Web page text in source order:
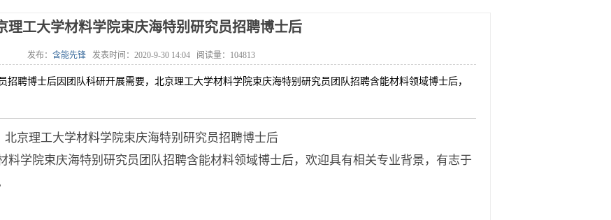
理工大学材料学院束庆海特别研究员招聘博士后
发布： 含能先锋 发表时间： 2020-9-30 14:04 阅读量： 104813
招聘博士后因团队科研开展需要，北京理工大学材料学院束庆海特别研究员团队招聘含能材料领域博士后，
北京理工大学材料学院束庆海特别研究员招聘博士后
料学院束庆海特别研究员团队招聘含能材料领域博士后，欢迎具有相关专业背景，有志于